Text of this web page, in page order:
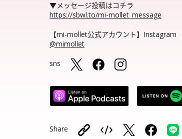
▼メッセージ投稿はコチラ
https://sbwl.to/mi-mollet_message
【mi-mollet公式アカウント】Instagram
@mimollet
sns
Share